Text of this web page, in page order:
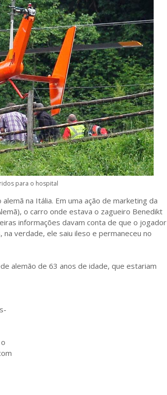
para o hospital
na Itália. Em uma ação de marketing da
o carro onde estava o zagueiro Benedikt
informações davam conta de que o jogador
verdade, ele saiu ileso e permaneceu no
alemão de 63 anos de idade, que estariam